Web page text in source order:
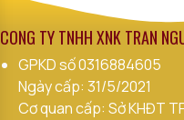
CÔNG TY TNHH XNK TRẦN
GPKD số0316884605
Ngày cấp: 31/5/2021
Cơ quan cấp: Sở KHĐT